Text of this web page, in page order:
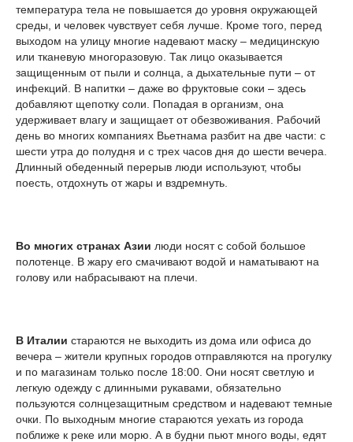
температура тела не повышается до уровня окружающей
среды, и человек чувствует себя лучше. Кроме того, перед
выходом на улицу многие надевают маску – медицинскую
или тканевую многоразовую. Так лицо оказывается
защищенным от пыли и солнца, а дыхательные пути – от
инфекций. В напитки – даже во фруктовые соки – здесь
добавляют щепотку соли. Попадая в организм, она
удерживает влагу и защищает от обезвоживания. Рабочий
день во многих компаниях Вьетнама разбит на две части: с
шести утра до полудня и с трех часов дня до шести вечера.
Длинный обеденный перерыв люди используют, чтобы
поесть, отдохнуть от жары и вздремнуть.
Во многих странах Азии люди носят с собой большое
полотенце. В жару его смачивают водой и наматывают на
голову или набрасывают на плечи.
В Италии стараются не выходить из дома или офиса до
вечера – жители крупных городов отправляются на прогулку
и по магазинам только после 18:00. Они носят светлую и
легкую одежду с длинными рукавами, обязательно
пользуются солнцезащитным средством и надевают темные
очки. По выходным многие стараются уехать из города
поближе к реке или морю. А в будни пьют много воды, едят